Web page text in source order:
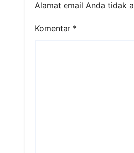
Alamat email Anda tidak
Komentar *